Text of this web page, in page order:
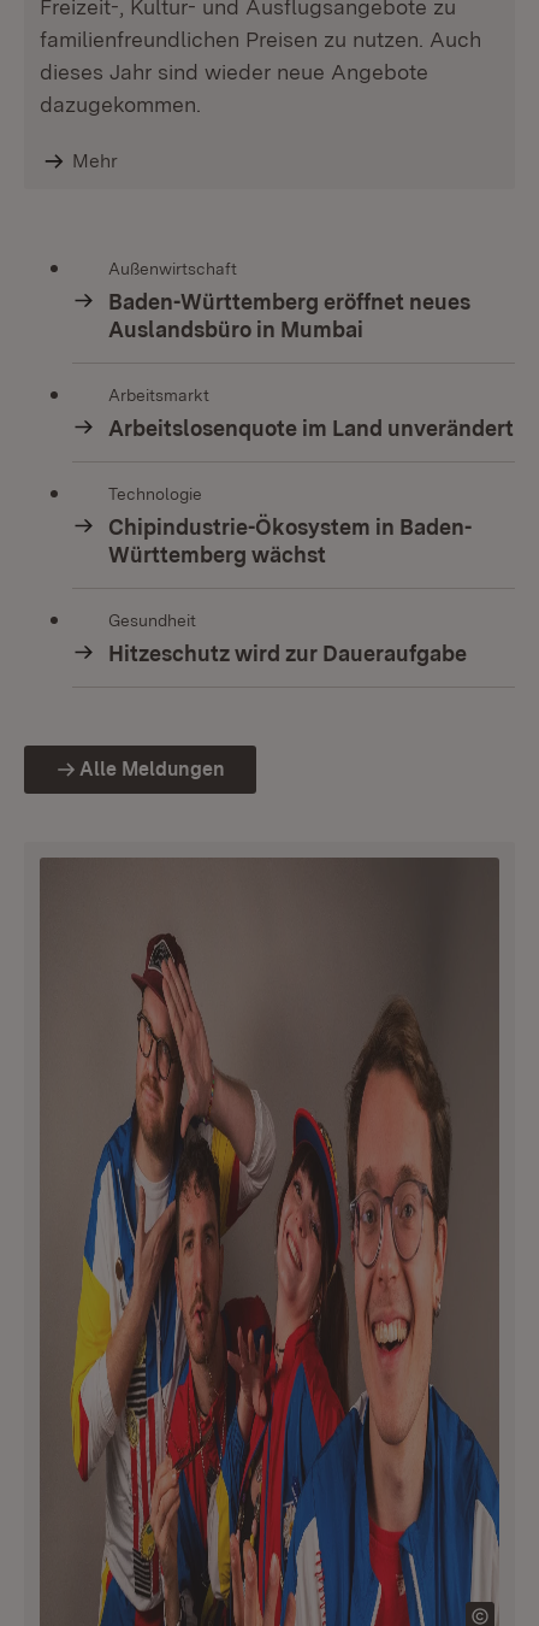
Freizeit-, Kultur- und Ausflugsangebote zu
familienfreundlichen Preisen zu nutzen. Auch
dieses Jahr sind wieder neue Angebote
dazugekommen.
Mehr
Außenwirtschaft
Baden-Württemberg eröffnet neues
Auslandsbüro in Mumbai
Arbeitsmarkt
Arbeitslosenquote im Land unverändert
Technologie
Chipindustrie-Ökosystem in Baden-
Württemberg wächst
Gesundheit
Hitzeschutz wird zur Daueraufgabe
Alle Meldungen